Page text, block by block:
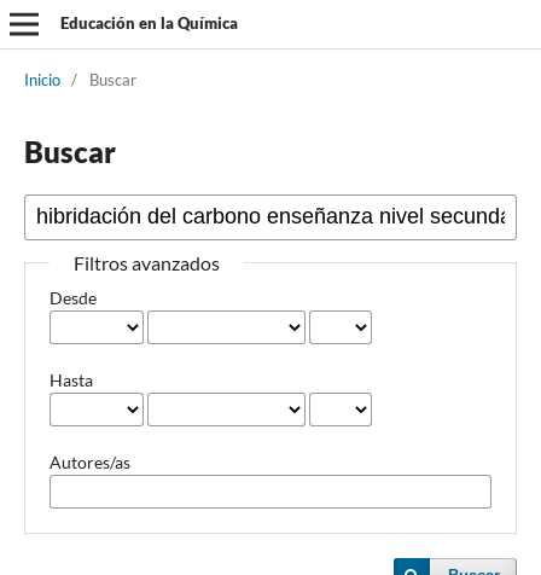
Educación en la Química
Inicio / Buscar
Buscar
Filtros avanzados
Desde
Hasta
Autores/as